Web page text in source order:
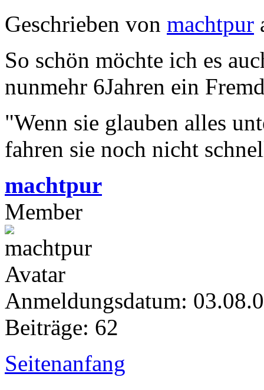
Geschrieben von machtpur
So schön möchte ich es
nunmehr 6Jahren ein
"Wenn sie glauben alles
fahren sie noch nicht
machtpur
Member
Anmeldungsdatum:
Beiträge: 62
Seitenanfang